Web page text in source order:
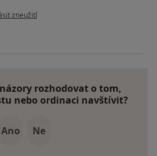
názoru uživatele Pacient
zneužití
rozhodovat o tom,
nebo ordinaci navštívit?
Ano Ne